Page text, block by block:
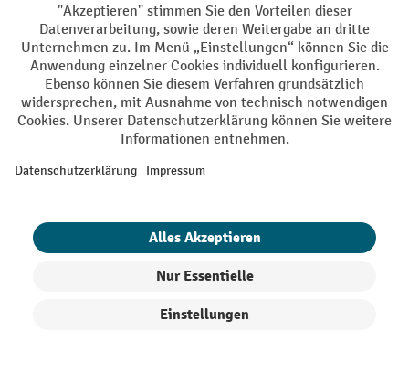
Batterie Rückname
AGB Impressum Datenschutz
Alle Preise exkl. gesetzl. Mehrwertsteuer zzgl.Versandkostenund ggf.
Nachnahmegebühren, wenn nicht anders angegeben.
Sonderpreise. Eine Kombination mit anderen prozentualen Rabatten